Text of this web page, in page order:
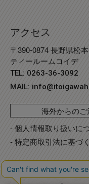
アクセス
〒390-0874 長野県松
ティールームコイデ
TEL: 0263-36-3092
MAIL:
海外からの
- 個人情報取り扱いに
- 特定商取引法に基づ